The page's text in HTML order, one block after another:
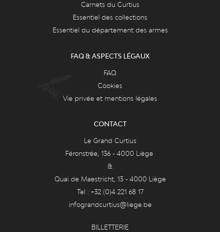
Carnets du Curtius
Essentiel des collections
Essentiel du département des armes
FAQ & ASPECTS LÉGAUX
FAQ
Cookies
Vie privée et mentions légales
CONTACT
Le Grand Curtius
Féronstrée, 136 - 4000 Liège
&
Quai de Maestricht, 13 - 4000 Liège
Tel : +32 (0)4 221 68 17
infograndcurtius@liege.be
BILLETTERIE